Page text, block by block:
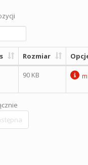
Rozmiar
90 KB